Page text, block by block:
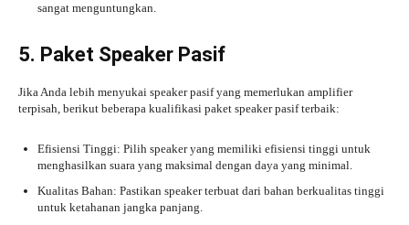
sangat menguntungkan.
5. Paket Speaker Pasif
Jika Anda lebih menyukai speaker pasif yang memerlukan amplifier
terpisah, berikut beberapa kualifikasi paket speaker pasif terbaik:
Efisiensi Tinggi: Pilih speaker yang memiliki efisiensi tinggi untuk
menghasilkan suara yang maksimal dengan daya yang minimal.
Kualitas Bahan: Pastikan speaker terbuat dari bahan berkualitas tinggi
untuk ketahanan jangka panjang.